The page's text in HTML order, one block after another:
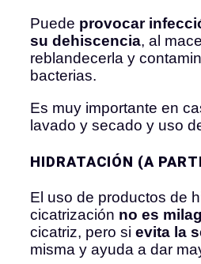
Puede provocar
su dehiscencia, al
reblandecerla y
bacterias.
Es muy importante en
lavado y secado y uso
HIDRATACIÓN (A
El uso de productos de
cicatrización no es
cicatriz, pero si evita la
misma y ayuda a dar